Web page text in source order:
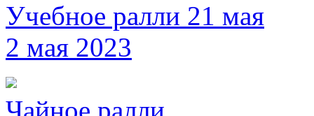
Учебное ралли 21 мая
2 мая 2023